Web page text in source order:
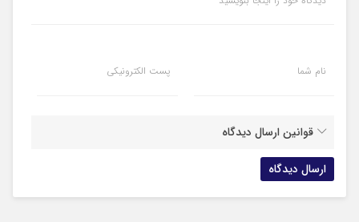
نام شما پست الکترونیکی
قوانین ارسال دیدگاه